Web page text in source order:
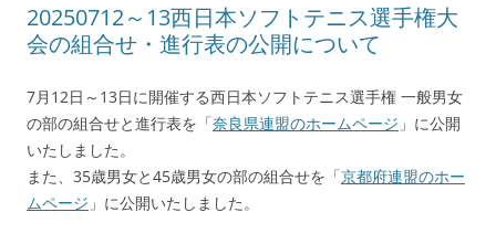
20250712～13西日本ソフトテニス選手権大
会の組合せ・進行表の公開について
7月12日～13日に開催する西日本ソフトテニス選手権 一般男女
の部の組合せと進行表を「奈良県連盟のホームページ 」に公開
いたしました。
また、35歳男女と45歳男女の部の組合せを「京都府連盟のホー
ムページ 」に公開いたしました。